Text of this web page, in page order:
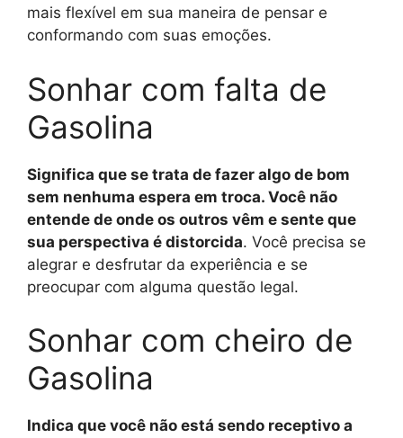
mais flexível em sua maneira de pensar e
conformando com suas emoções.
Sonhar com falta de
Gasolina
Significa que se trata de fazer algo de bom
sem nenhuma espera em troca. Você não
entende de onde os outros vêm e sente que
sua perspectiva é distorcida. Você precisa se
alegrar e desfrutar da experiência e se
preocupar com alguma questão legal.
Sonhar com cheiro de
Gasolina
Indica que você não está sendo receptivo a